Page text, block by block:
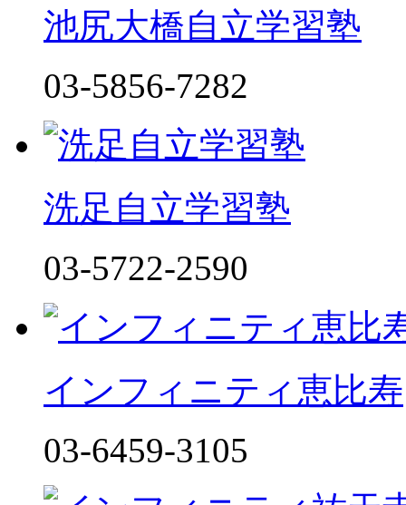
池尻大橋自立学習塾
03-5856-7282
洗足自立学習塾
03-5722-2590
インフィニティ恵比寿
03-6459-3105